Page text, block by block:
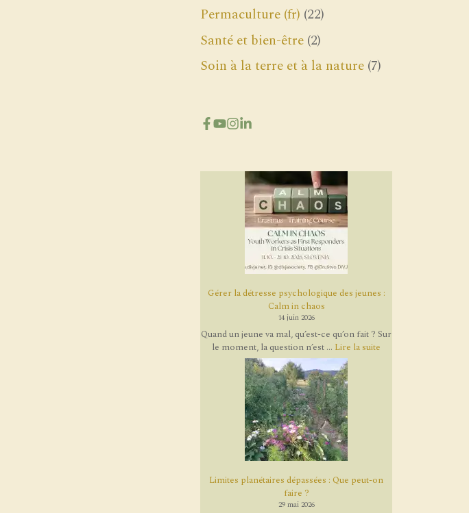
Permaculture (fr) (22)
Santé et bien-être (2)
Soin à la terre et à la nature (7)
Gérer la détresse psychologique des jeunes :
Calm in chaos
14 juin 2026
Quand un jeune va mal, qu’est-ce qu’on fait ? Sur
le moment, la question n’est ... Lire la suite
Limites planétaires dépassées : Que peut-on
faire ?
29 mai 2026